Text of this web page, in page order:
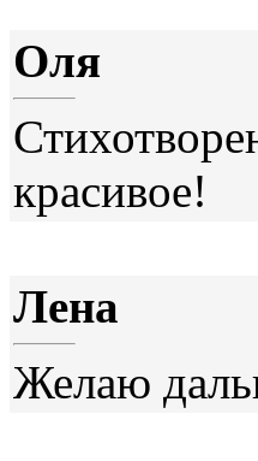
Оля
красивое!
Лена
Желаю